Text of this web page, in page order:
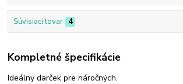
Súvisiaci tovar 4
Kompletné špecifikácie
Ideálny darček pre náročných.